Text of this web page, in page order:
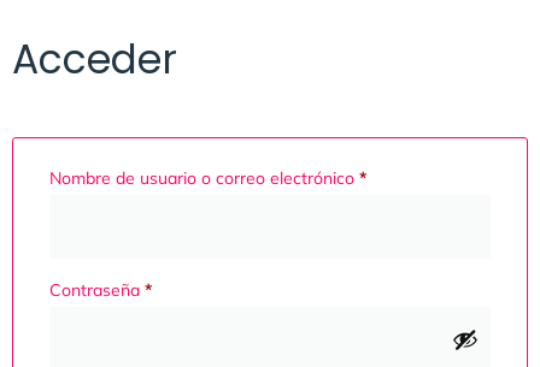
Acceder
Nombre de usuario o correo electrónico *
Contraseña *